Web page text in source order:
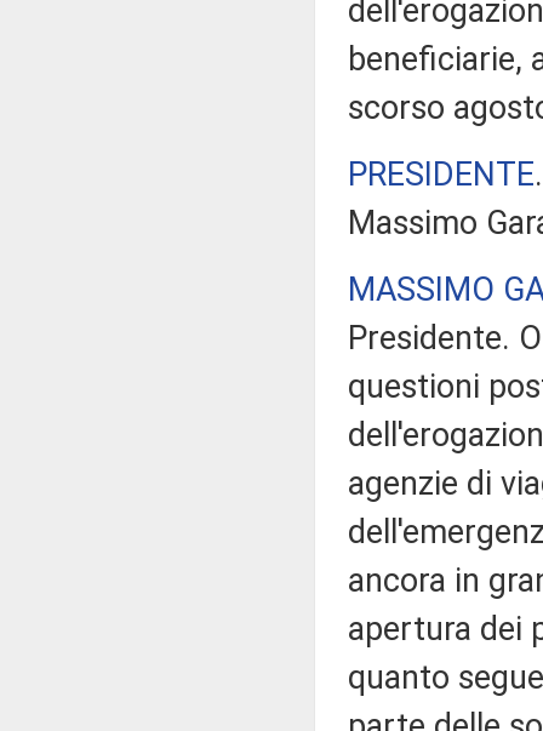
beneficiarie,
scorso
PRESIDENTE
Massimo
MASSIMO
Presidente.
questioni
agenzie di
ancora in
apertura dei
quanto